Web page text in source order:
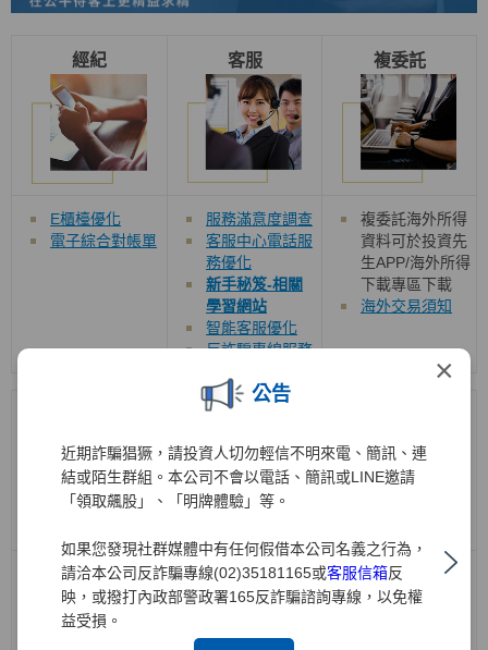
×
公告
近期詐騙猖獗，請投資人切勿輕信不明來電、簡訊、連
結或陌生群組。本公司不會以電話、簡訊或LINE邀請
「領取飆股」、「明牌體驗」等。
如果您發現社群媒體中有任何假借本公司名義之行為，
請洽本公司反詐騙專線(02)35181165或客服信箱反
映，或撥打內政部警政署165反詐騙諮詢專線，以免權
益受損。
經紀 客服 複委託
E櫃檯優化
電子綜合對帳單
服務滿意度調查
客服中心電話服
務優化
新手秘笈-相關
學習網站
智能客服優化
反詐騙專線服務
複委託海外所得
資料可於投資先
生APP/海外所得
下載專區下載
海外交易須知
投資銀行
借券交易系統長
效單說明
於官網新增興櫃
交易市場即時行
即時新聞及重大
官網提供下列專區
權證教學專區